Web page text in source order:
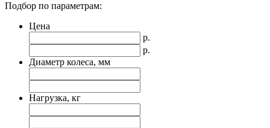
Подбор по параметрам:
Цена
р.
р.
Диаметр колеса, мм
Нагрузка, кг